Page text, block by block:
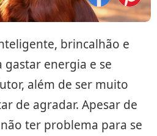
brincalhão e
gastar energia e se
além de ser muito
de agradar. Apesar de
ter problema para se